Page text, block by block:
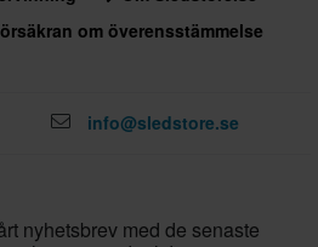
om överensstämmelse
info@sledstore.se
nyhetsbrev med de senaste